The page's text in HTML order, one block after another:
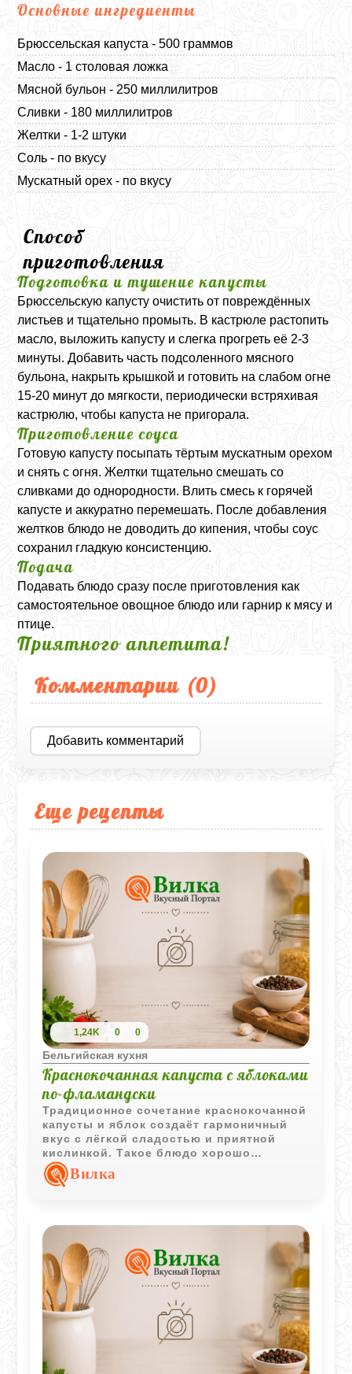
Основные ингредиенты
Брюссельская капуста - 500 граммов
Масло - 1 столовая ложка
Мясной бульон - 250 миллилитров
Сливки - 180 миллилитров
Желтки - 1-2 штуки
Соль - по вкусу
Мускатный орех - по вкусу
Способ
приготовления
Подготовка и тушение капусты
Брюссельскую капусту очистить от повреждённых
листьев и тщательно промыть. В кастрюле растопить
масло, выложить капусту и слегка прогреть её 2-3
минуты. Добавить часть подсоленного мясного
бульона, накрыть крышкой и готовить на слабом огне
15-20 минут до мягкости, периодически встряхивая
кастрюлю, чтобы капуста не пригорала.
Приготовление соуса
Готовую капусту посыпать тёртым мускатным орехом
и снять с огня. Желтки тщательно смешать со
сливками до однородности. Влить смесь к горячей
капусте и аккуратно перемешать. После добавления
желтков блюдо не доводить до кипения, чтобы соус
сохранил гладкую консистенцию.
Подача
Подавать блюдо сразу после приготовления как
самостоятельное овощное блюдо или гарнир к мясу и
птице.
Приятного аппетита!
Комментарии (0)
Добавить комментарий
Еще рецепты
1,24K 0 0
Бельгийская кухня
Краснокочанная капуста с яблоками
по-фламандски
Традиционное сочетание краснокочанной
капусты и яблок создаёт гармоничный
вкус с лёгкой сладостью и приятной
кислинкой. Такое блюдо хорошо
подходит как самостоятельная овощная
закуска или гарнир к мясным блюдам.
Вилка